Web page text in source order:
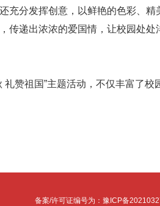
分发挥创意，以鲜艳的色彩、精
传递出浓浓的爱国情，让校园处
赞祖国”主题活动，不仅丰富了校
备案/许可证编号为：豫ICP备